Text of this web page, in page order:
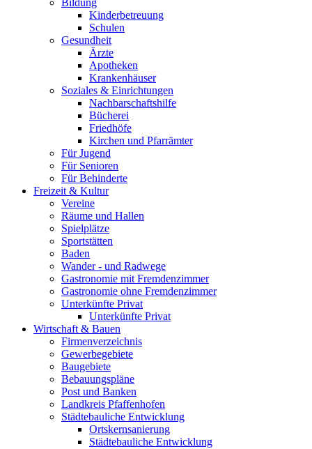
Bildung
Kinderbetreuung
Schulen
Gesundheit
Ärzte
Apotheken
Krankenhäuser
Soziales & Einrichtungen
Nachbarschaftshilfe
Bücherei
Friedhöfe
Kirchen und Pfarrämter
Für Jugend
Für Senioren
Für Behinderte
Freizeit & Kultur
Vereine
Räume und Hallen
Spielplätze
Sportstätten
Baden
Wander - und Radwege
Gastronomie mit Fremdenzimmer
Gastronomie ohne Fremdenzimmer
Unterkünfte Privat
Unterkünfte Privat
Wirtschaft & Bauen
Firmenverzeichnis
Gewerbegebiete
Baugebiete
Bebauungspläne
Post und Banken
Landkreis Pfaffenhofen
Städtebauliche Entwicklung
Ortskernsanierung
Städtebauliche Entwicklung